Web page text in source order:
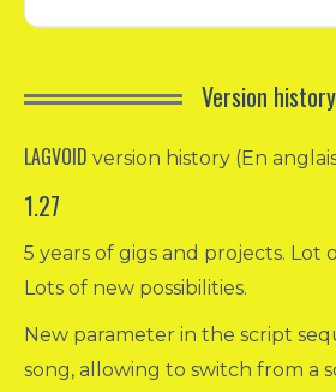
Version history
LAGVOID version history (En
1.27
5 years of gigs and projects. Lot
Lots of new possibilities.
New parameter in the script
song, allowing to switch from a